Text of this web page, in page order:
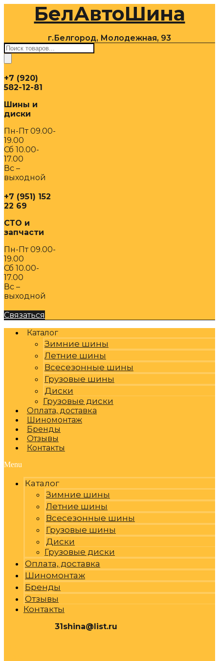
содержимомуБелАвтоШина
г.Белгород, Молодежная, 93
Поиск
товаров
+7 (920)
582-12-81
Шины и
диски
Пн-Пт 09.00-
19.00
Сб 10.00-
17.00
Вс –
выходной
+7 (951) 152
22 69
СТО и
запчасти
Пн-Пт 09.00-
19.00
Сб 10.00-
17.00
Вс –
выходной
Связаться
Каталог
Зимние шины
Летние шины
Всесезонные шины
Грузовые шины
Диски
Грузовые диски
Оплата, доставка
Шиномонтаж
Бренды
Отзывы
Контакты
Menu
Каталог
Зимние шины
Летние шины
Всесезонные шины
Грузовые шины
Диски
Грузовые диски
Оплата, доставка
Шиномонтаж
Бренды
Отзывы
Контакты
31shina@list.ru